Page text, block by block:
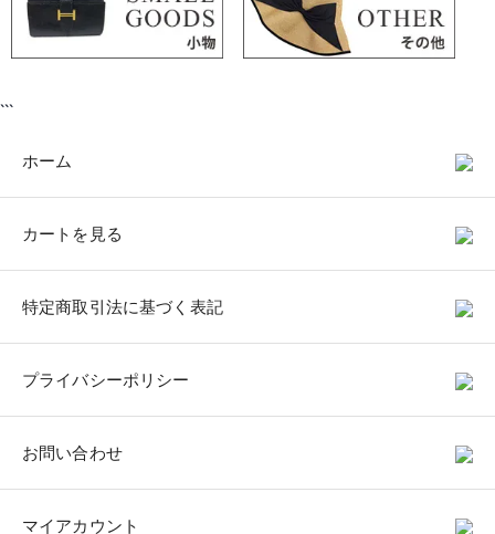
```
ホーム
カートを見る
特定商取引法に基づく表記
プライバシーポリシー
お問い合わせ
マイアカウント